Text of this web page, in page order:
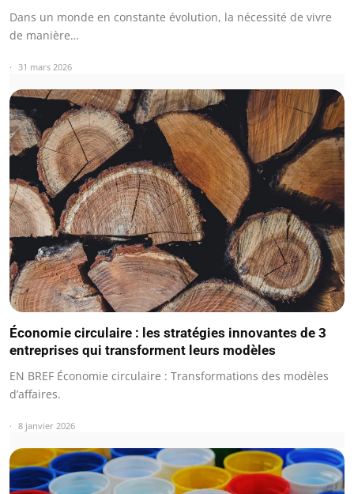
Dans un monde en constante évolution, la nécessité de vivre
de manière…
31 mars 2026
Économie circulaire : les stratégies innovantes de 3
entreprises qui transforment leurs modèles
EN BREF Économie circulaire : Transformations des modèles
d’affaires.
8 janvier 2026